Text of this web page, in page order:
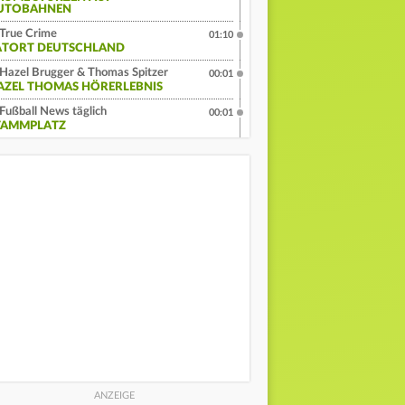
True Crime
DEUTSCHLAND
01:10
Hazel Brugger & Thomas Spitzer
THOMAS HÖRERLEBNIS
00:01
Fußball News täglich
00:01